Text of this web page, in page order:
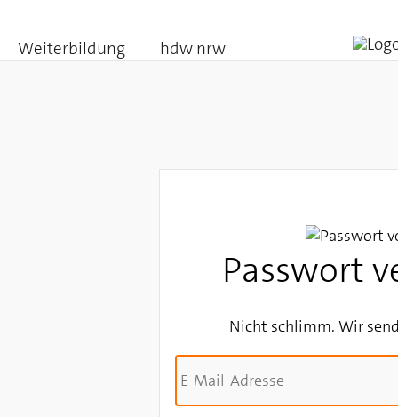
Weiterbildung hdw nrw
Passwort
Nicht schlimm. Wir